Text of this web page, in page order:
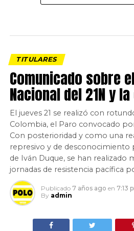
TITULARES
Comunicado sobre
Nacional del 21N y
El jueves 21 se realizó con
Colombia, el Paro convocado
Con posterioridad y como una
represivo y de
de Iván Duque, se han realizado
jornadas de resistencia pacífica
Publicado 7 años ago en 7:13
By admin